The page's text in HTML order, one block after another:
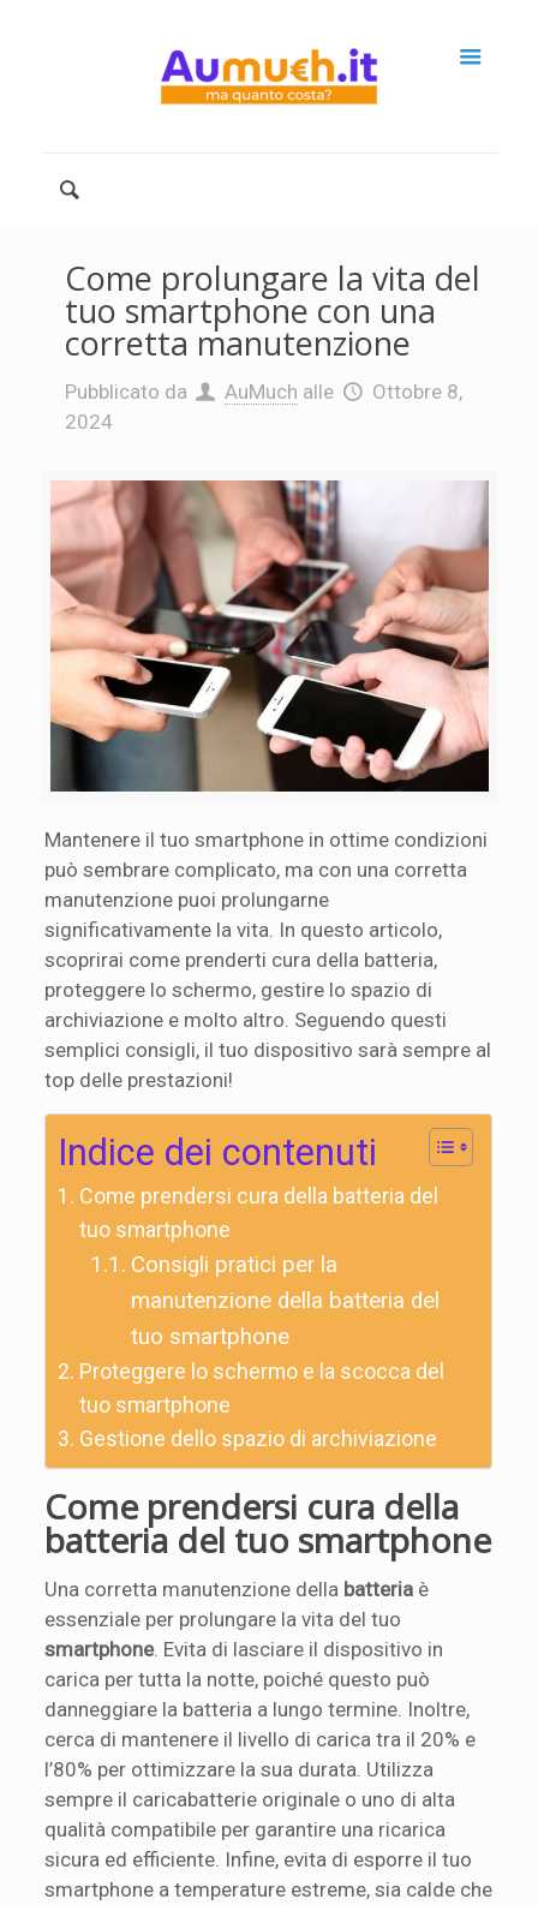
Come prolungare la vita del
tuo smartphone con una
corretta manutenzione
Pubblicato da AuMuch alle
Ottobre 8,
2024
Mantenere il tuo smartphone in ottime condizioni
può sembrare complicato, ma con una corretta
manutenzione puoi prolungarne
significativamente la vita. In questo articolo,
scoprirai come prenderti cura della batteria,
proteggere lo schermo, gestire lo spazio di
archiviazione e molto altro. Seguendo questi
semplici consigli, il tuo dispositivo sarà sempre al
top delle prestazioni!
Indice dei contenuti
Come prendersi cura della batteria del
tuo smartphone
Consigli pratici per la
manutenzione della batteria del
tuo smartphone
Proteggere lo schermo e la scocca del
tuo smartphone
Gestione dello spazio di archiviazione
Come prendersi cura della
batteria del tuo smartphone
Una corretta manutenzione della batteria è
essenziale per prolungare la vita del tuo
smartphone. Evita di lasciare il dispositivo in
carica per tutta la notte, poiché questo può
danneggiare la batteria a lungo termine. Inoltre,
cerca di mantenere il livello di carica tra il 20% e
l’80% per ottimizzare la sua durata. Utilizza
sempre il caricabatterie originale o uno di alta
qualità compatibile per garantire una ricarica
sicura ed efficiente. Infine, evita di esporre il tuo
smartphone a temperature estreme, sia calde che